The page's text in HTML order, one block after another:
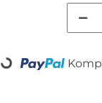
Loading...